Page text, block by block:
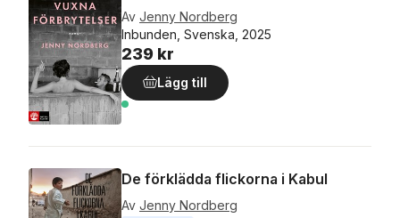
Av Jenny Nordberg
Inbunden, Svenska, 2025
239 kr
Lägg till
De förklädda flickorna i Kabul
Av Jenny Nordberg